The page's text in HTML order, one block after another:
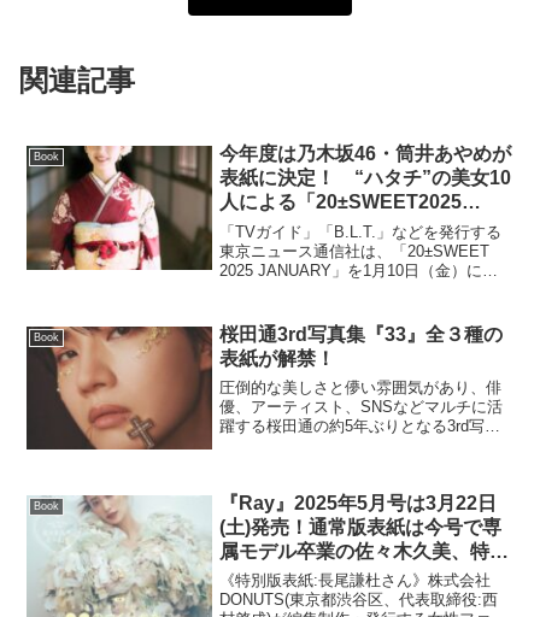
関連記事
Book
今年度は乃木坂46・筒井あやめが
表紙に決定！ “ハタチ”の美女10
人による「20±SWEET2025
JANUARY」を1月10日(金)に発
売＆第１弾ラインナップ発表！
「TVガイド」「B.L.T.」などを発行する
東京ニュース通信社は、「20±SWEET
2025 JANUARY」を1月10日（金）に発
を駆け抜けるアイドルたちに、ハイク...
Book
桜田通3rd写真集『33』全３種の
表紙が解禁！
圧倒的な美しさと儚い雰囲気があり、俳
優、アーティスト、SNSなどマルチに活
躍する桜田通の約5年ぶりとなる3rd写真
バー...
Book
『Ray』2025年5月号は3月22日
(土)発売！通常版表紙は今号で専
属モデル卒業の佐々木久美、特別
版表紙はなにわ男子の長尾謙杜さ
んが『Ray』ソロ初表紙を飾る！
《特別版表紙:長尾謙杜さん》株式会社
DONUTS(東京都渋谷区、代表取締役:西